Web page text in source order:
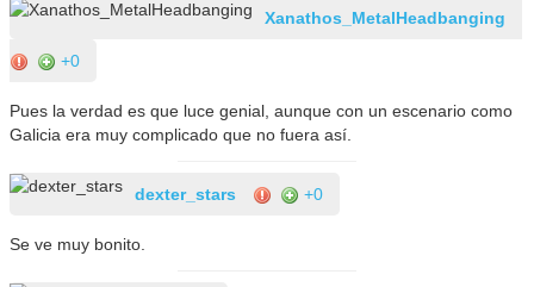
Xanathos_MetalHeadbanging
+0
Pues la verdad es que luce genial, aunque con un escenario como
Galicia era muy complicado que no fuera así.
dexter_stars +0
Se ve muy bonito.